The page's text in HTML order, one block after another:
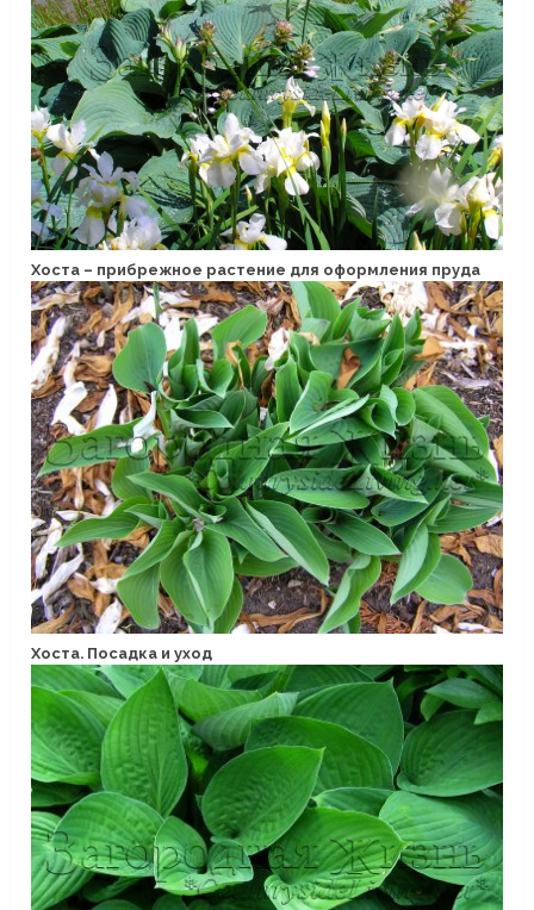
Хоста – прибрежное растение для оформления пруда
Хоста. Посадка и уход